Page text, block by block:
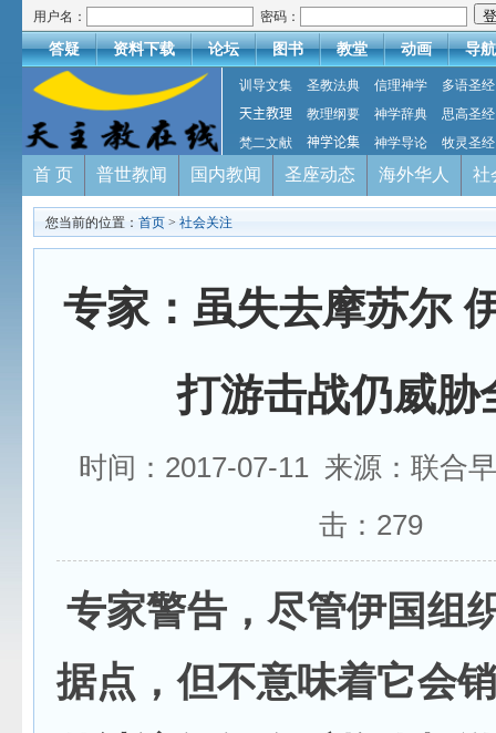
用户名： 密码：
答疑 资料下载 论坛 图书 教堂 动画 导航
训导文集 圣教法典 信理神学
多语圣经
天主教理
教理纲要 神学辞典
思高圣经
梵二文献
神学论集 神学导论 牧灵圣经
首 页 普世教闻 国内教闻 圣座动态 海外华人 社
您当前的位置： 首页 > 社会关注
专家：虽失去摩苏尔
打游击战仍威胁
时间：2017-07-11 来源：联合
击： 279
专家警告，尽管伊国组
据点，但不意味着它会